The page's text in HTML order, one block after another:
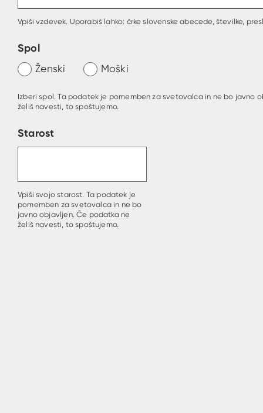
Vpiši vzdevek. Uporabiš lahko: črke slovenske abecede, številke,
Spol
Ženski Moški
Izberi spol. Ta podatek je pomemben za svetovalca in ne bo javno
želiš navesti, to spoštujemo.
Starost
Vpiši svojo starost. Ta podatek je
pomemben za svetovalca in ne bo
javno objavljen. Če podatka ne
želiš navesti, to spoštujemo.